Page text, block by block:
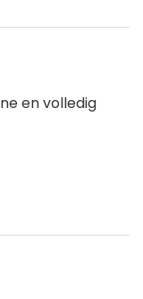
en volledig